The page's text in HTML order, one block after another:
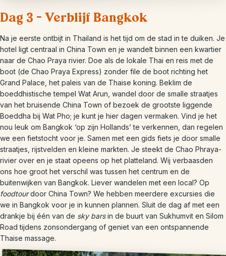
Dag 3 – Verblijf Bangkok
Na je eerste ontbijt in Thailand is het tijd om de stad in te duiken. Je
hotel ligt centraal in China Town en je wandelt binnen een kwartier
naar de Chao Praya rivier. Doe als de lokale Thai en reis met de
boot (de Chao Praya Express) zonder file de boot richting het
Grand Palace, het paleis van de Thaise koning. Beklim de
boeddhistische tempel Wat Arun, wandel door de smalle straatjes
van het bruisende China Town of bezoek de grootste liggende
Boeddha bij Wat Pho; je kunt je hier dagen vermaken. Vind je het
nou leuk om Bangkok ‘op zijn Hollands’ te verkennen, dan regelen
we een fietstocht voor je. Samen met een gids fiets je door smalle
straatjes, rijstvelden en kleine markten. Je steekt de Chao Phraya-
rivier over en je staat opeens op het platteland. Wij verbaasden
ons hoe groot het verschil was tussen het centrum en de
buitenwijken van Bangkok. Liever wandelen met een local? Op
foodtourdoor China Town? We hebben meerdere excursies die
we in Bangkok voor je in kunnen plannen. Sluit de dag af met een
drankje bij één van de sky barsin de buurt van Sukhumvit en Silom
Road tijdens zonsondergang of geniet van een ontspannende
Thaise massage.